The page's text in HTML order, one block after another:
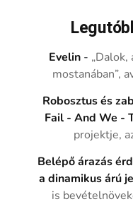
Evelin -
mostanában”,
Robosztus és
Fail - And We -
projektje,
Belépő árazás
a dinamikus árú
is